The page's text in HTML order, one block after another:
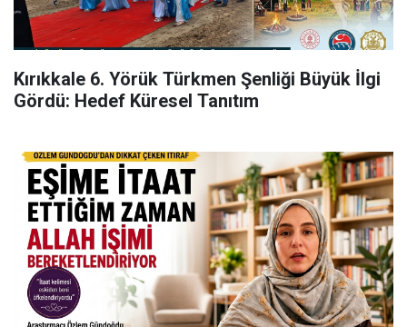
Kırıkkale 6. Yörük Türkmen Şenliği Büyük İlgi
Gördü: Hedef Küresel Tanıtım